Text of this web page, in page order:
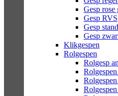
Gesp rose
Gesp RVS
Gesp
Gesp
Klikgespen
Rolgespen
Rolgesp